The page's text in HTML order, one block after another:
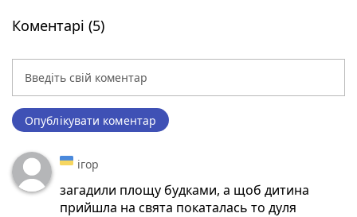
Коментарі (5)
Опублікувати коментар
ігор
загадили площу будками, а щоб дитина
прийшла на свята покаталась то дуля